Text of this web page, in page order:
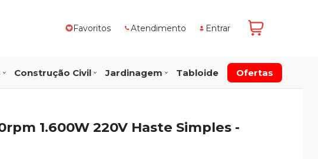
Favoritos Atendimento Entrar
Construção Civil Jardinagem Tabloide Ofertas
1.600W 220V Haste Simples -